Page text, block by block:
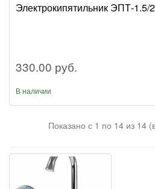
Электрокипятильник ЭПТ-1.5/
330.00 руб.
В наличии
Показано с 1 по 14 из 14